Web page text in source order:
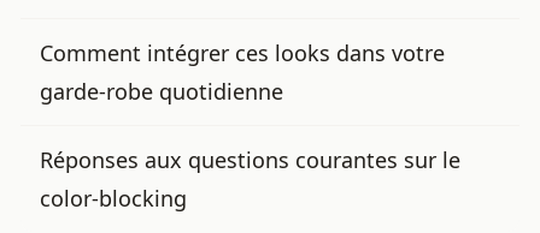
Comment intégrer ces looks dans votre
garde-robe quotidienne
Réponses aux questions courantes sur le
color-blocking